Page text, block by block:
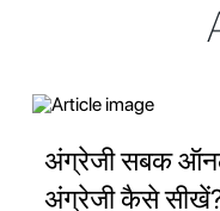
अंग्रेजी सबक
अंग्रेजी कैसे